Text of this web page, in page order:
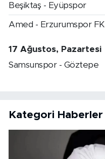
Beşiktaş - Eyüpspor
Amed - Erzurumspor FK
17 Ağustos, Pazartesi
Samsunspor - Göztepe
Kategori Haberler